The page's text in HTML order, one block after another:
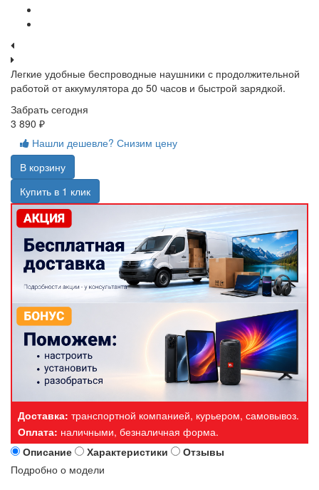
Легкие удобные беспроводные наушники с продолжительной
работой от аккумулятора до 50 часов и быстрой зарядкой.
Забрать сегодня
3 890 ₽
Нашли дешевле? Снизим цену
В корзину
Купить в 1 клик
Доставка: транспортной компанией, курьером, самовывоз.
Оплата: наличными, безналичная форма.
Описание
Характеристики
Отзывы
Подробно о модели